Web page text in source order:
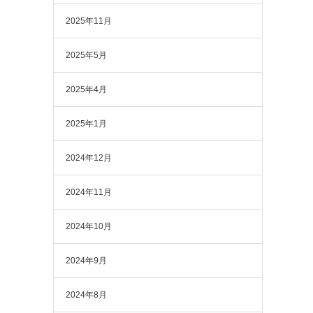
2025年11月
2025年5月
2025年4月
2025年1月
2024年12月
2024年11月
2024年10月
2024年9月
2024年8月